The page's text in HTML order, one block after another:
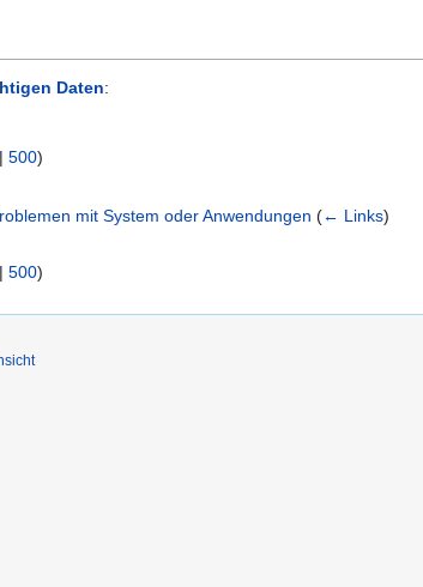
Daten:
| 500)
mit System oder Anwendungen (← Links)
| 500)